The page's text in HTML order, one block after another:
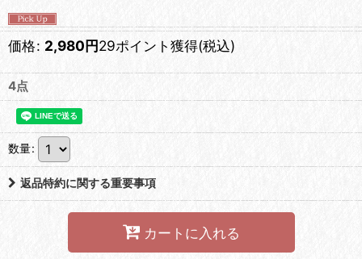
価格: 2,980円29ポイント獲得(税込)
4点
数量:
返品特約に関する重要事項
カートに入れる